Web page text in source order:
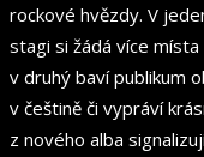
rockové hvězdy. V
stagi si žádá více
v druhý baví publikum
v češtině či vypráví
z nového alba